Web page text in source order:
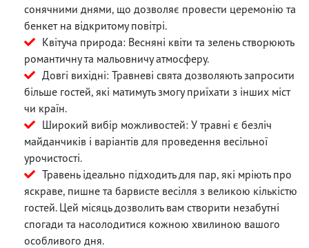
сонячними днями, що дозволяє провести церемонію та
бенкет на відкритому повітрі.
Квітуча природа: Весняні квіти та зелень створюють
романтичну та мальовничу атмосферу.
Довгі вихідні: Травневі свята дозволяють запросити
більше гостей, які матимуть змогу приїхати з інших міст
чи країн.
Широкий вибір можливостей: У травні є безліч
майданчиків і варіантів для проведення весільної
урочистості.
Травень ідеально підходить для пар, які мріють про
яскраве, пишне та барвисте весілля з великою кількістю
гостей. Цей місяць дозволить вам створити незабутні
спогади та насолодитися кожною хвилиною вашого
особливого дня.